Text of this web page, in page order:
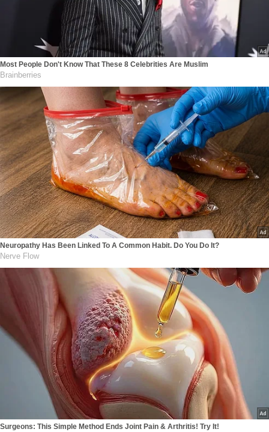
Most People Don't Know That These 8 Celebrities Are Muslim
Brainberries
Neuropathy Has Been Linked To A Common Habit. Do You Do It?
Nerve Flow
Surgeons: This Simple Method Ends Joint Pain & Arthritis! Try It!